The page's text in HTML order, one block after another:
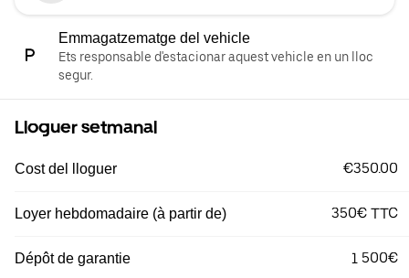
Emmagatzematge del vehicle
Ets responsable d'estacionar aquest vehicle en un lloc
segur.
Lloguer setmanal
Cost del lloguer €350.00
Loyer hebdomadaire (à partir de) 350€ TTC
Dépôt de garantie 1 500€